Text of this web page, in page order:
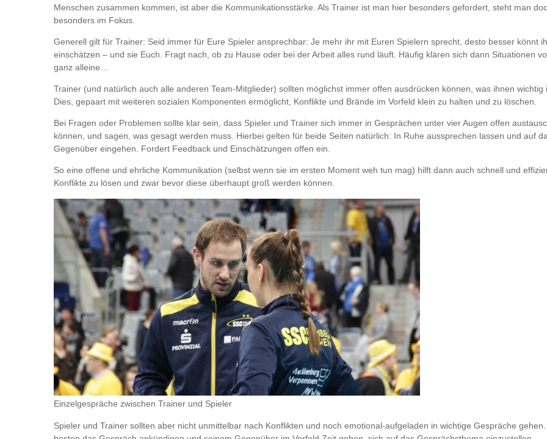
Menschen zusammen kommen, ist aber die Kommunikationsstärke. Als Trainer ist man hier besonders gefordert, steht man
besonders im Fokus.
Generell gilt für Trainer: Seid immer für Eure Spieler ansprechbar: Je mehr ihr mit Euren Spielern sprecht, desto besser könnt
einschätzen – und sie Euch. Fragt nach, ob zu Hause oder bei der Arbeit alles rund läuft. Häufig klären sich dann Situationen
ganz alleine…
Trainer (und natürlich auch alle anderen Team-Mitglieder) sollten möglichst immer offen ausdrücken können, was ihnen wichtig
Dies, gepaart mit weiteren sozialen Komponenten ermöglicht, Konflikte und Brände im Vorfeld klein zu halten und zu löschen.
Bei Fragen oder Problemen sollte klar sein, dass Spieler und Trainer sich immer in Gesprächen unter vier Augen offen
können, und sagen, was gesagt werden muss. Hierbei gelten für beide Seiten natürlich: In Ruhe aussprechen lassen und auf
Gegenüber eingehen. Fordert Feedback und Einschätzungen offen ein.
So eine offene und ehrliche Kommunikation (selbst wenn sie im ersten Moment weh tun mag) hilft dann auch schnell und
Konflikte zu lösen und zwar bevor diese überhaupt groß werden können.
Einzelgespräche zwischen Trainer und Spieler
Spieler und Trainer sollten aber nicht unmittelbar nach Konflikten und noch emotional-aufgeladen in wichtige Gespräche gehen.